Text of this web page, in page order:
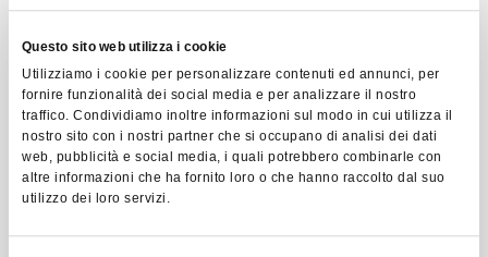
Questo sito web utilizza i cookie
Utilizziamo i cookie per personalizzare contenuti ed annunci, per
fornire funzionalità dei social media e per analizzare il nostro
traffico. Condividiamo inoltre informazioni sul modo in cui utilizza il
nostro sito con i nostri partner che si occupano di analisi dei dati
web, pubblicità e social media, i quali potrebbero combinarle con
altre informazioni che ha fornito loro o che hanno raccolto dal suo
utilizzo dei loro servizi.